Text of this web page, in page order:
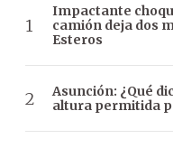
Impactante
camión deja dos
Esteros
Asunción: ¿Qué
altura permitida